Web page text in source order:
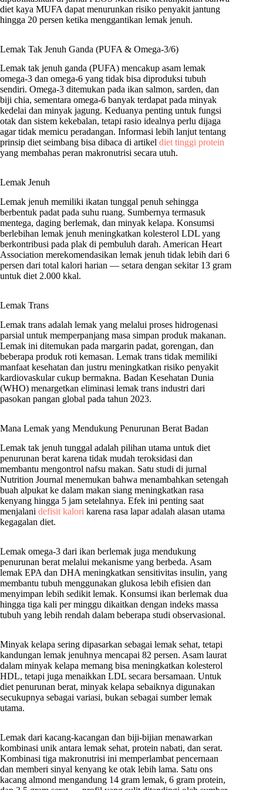
diet kaya MUFA dapat menurunkan risiko penyakit jantung
hingga 20 persen ketika menggantikan lemak jenuh.
Lemak Tak Jenuh Ganda (PUFA & Omega-3/6)
Lemak tak jenuh ganda (PUFA) mencakup asam lemak
omega-3 dan omega-6 yang tidak bisa diproduksi tubuh
sendiri. Omega-3 ditemukan pada ikan salmon, sarden, dan
biji chia, sementara omega-6 banyak terdapat pada minyak
kedelai dan minyak jagung. Keduanya penting untuk fungsi
otak dan sistem kekebalan, tetapi rasio idealnya perlu dijaga
agar tidak memicu peradangan. Informasi lebih lanjut tentang
prinsip diet seimbang bisa dibaca di artikel diet tinggi protein
yang membahas peran makronutrisi secara utuh.
Lemak Jenuh
Lemak jenuh memiliki ikatan tunggal penuh sehingga
berbentuk padat pada suhu ruang. Sumbernya termasuk
mentega, daging berlemak, dan minyak kelapa. Konsumsi
berlebihan lemak jenuh meningkatkan kolesterol LDL yang
berkontribusi pada plak di pembuluh darah. American Heart
Association merekomendasikan lemak jenuh tidak lebih dari 6
persen dari total kalori harian — setara dengan sekitar 13 gram
untuk diet 2.000 kkal.
Lemak Trans
Lemak trans adalah lemak yang melalui proses hidrogenasi
parsial untuk memperpanjang masa simpan produk makanan.
Lemak ini ditemukan pada margarin padat, gorengan, dan
beberapa produk roti kemasan. Lemak trans tidak memiliki
manfaat kesehatan dan justru meningkatkan risiko penyakit
kardiovaskular cukup bermakna. Badan Kesehatan Dunia
(WHO) menargetkan eliminasi lemak trans industri dari
pasokan pangan global pada tahun 2023.
Mana Lemak yang Mendukung Penurunan Berat Badan
Lemak tak jenuh tunggal adalah pilihan utama untuk diet
penurunan berat karena tidak mudah teroksidasi dan
membantu mengontrol nafsu makan. Satu studi di jurnal
Nutrition Journal menemukan bahwa menambahkan setengah
buah alpukat ke dalam makan siang meningkatkan rasa
kenyang hingga 5 jam setelahnya. Efek ini penting saat
menjalani defisit kalori karena rasa lapar adalah alasan utama
kegagalan diet.
Lemak omega-3 dari ikan berlemak juga mendukung
penurunan berat melalui mekanisme yang berbeda. Asam
lemak EPA dan DHA meningkatkan sensitivitas insulin, yang
membantu tubuh menggunakan glukosa lebih efisien dan
menyimpan lebih sedikit lemak. Konsumsi ikan berlemak dua
hingga tiga kali per minggu dikaitkan dengan indeks massa
tubuh yang lebih rendah dalam beberapa studi observasional.
Minyak kelapa sering dipasarkan sebagai lemak sehat, tetapi
kandungan lemak jenuhnya mencapai 82 persen. Asam laurat
dalam minyak kelapa memang bisa meningkatkan kolesterol
HDL, tetapi juga menaikkan LDL secara bersamaan. Untuk
diet penurunan berat, minyak kelapa sebaiknya digunakan
secukupnya sebagai variasi, bukan sebagai sumber lemak
utama.
Lemak dari kacang-kacangan dan biji-bijian menawarkan
kombinasi unik antara lemak sehat, protein nabati, dan serat.
Kombinasi tiga makronutrisi ini memperlambat pencernaan
dan memberi sinyal kenyang ke otak lebih lama. Satu ons
kacang almond mengandung 14 gram lemak, 6 gram protein,